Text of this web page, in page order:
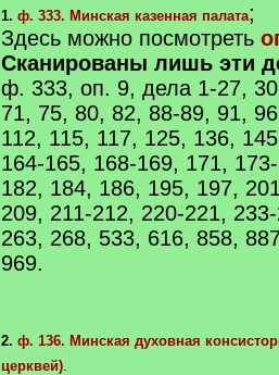
1. ф. 333. Минская казенная палата;
Здесь можно посмотреть
Сканированы лишь эти
ф. 333, оп. 9, дела 1-27,
71, 75, 80, 82, 88-89, 91,
112, 115, 117, 125, 136,
164-165, 168-169, 171,
182, 184, 186, 195, 197,
209, 211-212, 220-221,
263, 268, 533, 616, 858,
969.
2. ф. 136. Минская духовная
церквей).